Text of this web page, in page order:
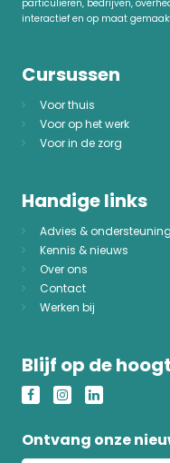
particulieren, bedrijven,
interactief en op maat
Cursussen
Voor thuis
Voor op het werk
Voor in de zorg
Handige links
Advies & ondersteuning
Kennis & nieuws
Over ons
Contact
Werken bij
Blijf op de
Ontvang onze